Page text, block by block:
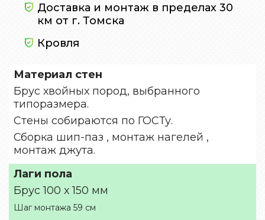
Доставка и монтаж в пределах 30
км от г. Томска
Кровля
Материал стен
Брус хвойных пород, выбранного
типоразмера.
Стены собираются по ГОСТу.
Сборка шип-паз , монтаж нагелей ,
монтаж джута.
Лаги пола
Брус 100 х 150 мм
Шаг монтажа 59 см